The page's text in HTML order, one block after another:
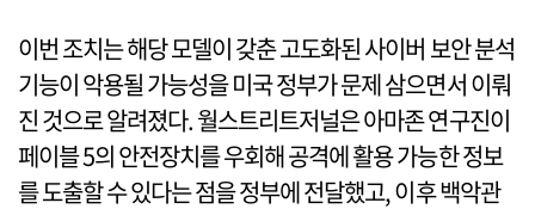
이번 조치는 해당 모델이 갖춘 고도화된 사이버 보안 분석
기능이 악용될 가능성을 미국 정부가 문제 삼으면서 이뤄
진 것으로 알려졌다. 월스트리트저널은 아마존 연구진이
페이블 5의 안전장치를 우회해 공격에 활용 가능한 정보
를 도출할 수 있다는 점을 정부에 전달했고, 이후 백악관